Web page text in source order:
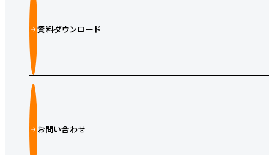
資料ダウンロード
お問い合わせ